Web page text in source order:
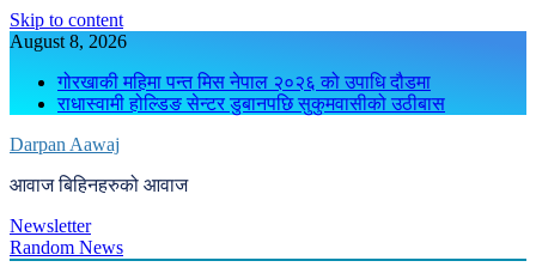
Skip to content
August 8, 2026
गोरखाकी महिमा पन्त मिस नेपाल २०२६ को उपाधि दौडमा
राधास्वामी होल्डिङ सेन्टर डुबानपछि सुकुमवासीको उठीबास
Darpan Aawaj
आवाज बिहिनहरुको आवाज
Newsletter
Random News